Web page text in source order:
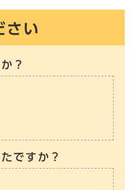
さい
？
ですか？